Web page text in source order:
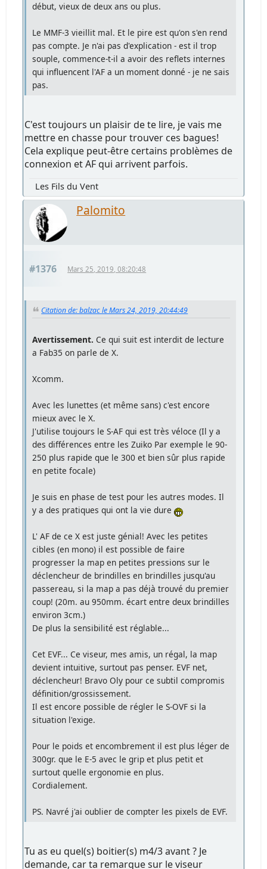
début, vieux de deux ans ou plus.
Le MMF-3 vieillit mal. Et le pire est qu'on s'en rend
pas compte. Je n'ai pas d'explication - est il trop
souple, commence-t-il a avoir des reflets internes
qui influencent l'AF a un moment donné - je ne sais
pas.
C'est toujours un plaisir de te lire, je vais me
mettre en chasse pour trouver ces bagues!
Cela explique peut-être certains problèmes de
connexion et AF qui arrivent parfois.
Les Fils du Vent
Palomito
#1376 Mars 25, 2019, 08:20:48
Citation de: balzac le Mars 24, 2019, 20:44:49
Avertissement. Ce qui suit est interdit de lecture
a Fab35 on parle de X.
Xcomm.
Avec les lunettes (et même sans) c'est encore
mieux avec le X.
J'utilise toujours le S-AF qui est très véloce (Il y a
des différences entre les Zuiko Par exemple le 90-
250 plus rapide que le 300 et bien sûr plus rapide
en petite focale)
Je suis en phase de test pour les autres modes. Il
y a des pratiques qui ont la vie dure
L' AF de ce X est juste génial! Avec les petites
cibles (en mono) il est possible de faire
progresser la map en petites pressions sur le
déclencheur de brindilles en brindilles jusqu'au
passereau, si la map a pas déjà trouvé du premier
coup! (20m. au 950mm. écart entre deux brindilles
environ 3cm.)
De plus la sensibilité est réglable...
Cet EVF... Ce viseur, mes amis, un régal, la map
devient intuitive, surtout pas penser. EVF net,
déclencheur! Bravo Oly pour ce subtil compromis
définition/grossissement.
Il est encore possible de régler le S-OVF si la
situation l'exige.
Pour le poids et encombrement il est plus léger de
300gr. que le E-5 avec le grip et plus petit et
surtout quelle ergonomie en plus.
Cordialement.
PS. Navré j'ai oublier de compter les pixels de EVF.
Tu as eu quel(s) boitier(s) m4/3 avant ? Je
demande, car ta remarque sur le viseur